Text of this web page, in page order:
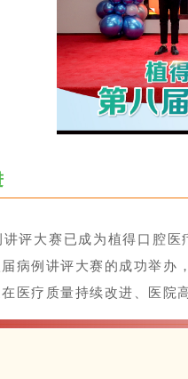
评大赛已成为植得口腔
病例讲评大赛的成功举办
医疗质量持续改进、医